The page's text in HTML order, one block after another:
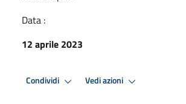
Data :
12 aprile 2023
Condividi Vedi azioni